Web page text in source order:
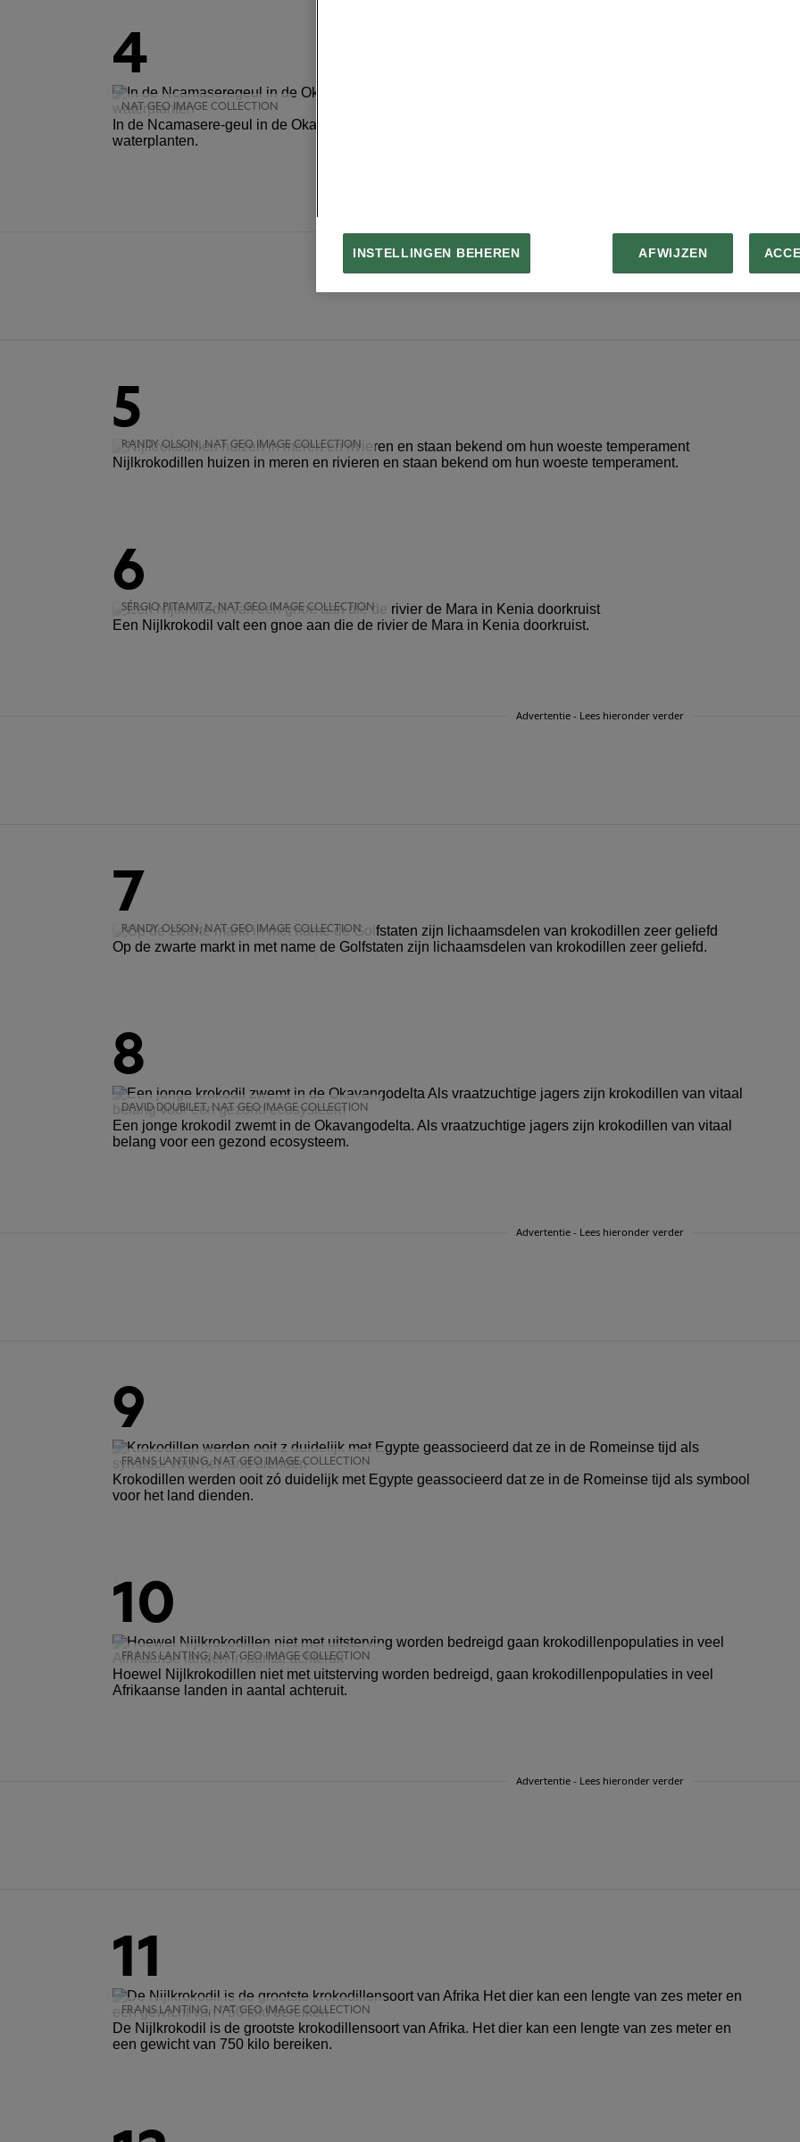
4
NAT GEO IMAGE COLLECTION
In de Ncamasere-geul in de Okavangodelta verbergt een pasgeboren Nijlkrokodil zich tussen de
waterplanten.
Advertentie - Lees hieronder verder
5
RANDY OLSON, NAT GEO IMAGE COLLECTION
Nijlkrokodillen huizen in meren en rivieren en staan bekend om hun woeste temperament.
6
SÉRGIO PITAMITZ, NAT GEO IMAGE COLLECTION
Een Nijlkrokodil valt een gnoe aan die de rivier de Mara in Kenia doorkruist.
Advertentie - Lees hieronder verder
7
RANDY OLSON, NAT GEO IMAGE COLLECTION
Op de zwarte markt in met name de Golfstaten zijn lichaamsdelen van krokodillen zeer geliefd.
8
DAVID DOUBILET, NAT GEO IMAGE COLLECTION
Een jonge krokodil zwemt in de Okavangodelta. Als vraatzuchtige jagers zijn krokodillen van vitaal
belang voor een gezond ecosysteem.
Advertentie - Lees hieronder verder
9
FRANS LANTING, NAT GEO IMAGE COLLECTION
Krokodillen werden ooit zó duidelijk met Egypte geassocieerd dat ze in de Romeinse tijd als symbool
voor het land dienden.
10
FRANS LANTING, NAT GEO IMAGE COLLECTION
Hoewel Nijlkrokodillen niet met uitsterving worden bedreigd, gaan krokodillenpopulaties in veel
Afrikaanse landen in aantal achteruit.
Advertentie - Lees hieronder verder
11
FRANS LANTING, NAT GEO IMAGE COLLECTION
De Nijlkrokodil is de grootste krokodillensoort van Afrika. Het dier kan een lengte van zes meter en
een gewicht van 750 kilo bereiken.
INSTELLINGEN BEHEREN AFWIJZEN